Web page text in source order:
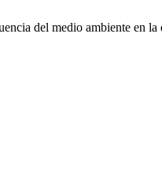
del medio ambiente en